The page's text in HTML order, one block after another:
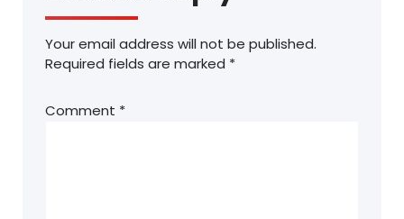
Your email address will not be published.
Required fields are marked *
Comment *